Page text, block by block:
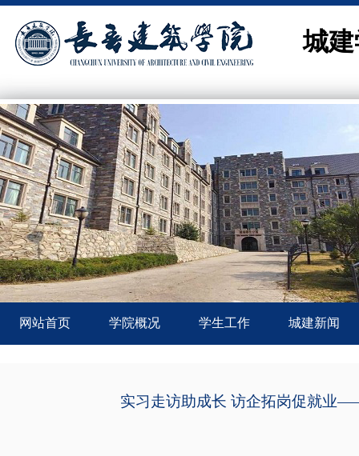
城
网站首页 学院概况 学生工作 城建新闻
实习走访助成长 访企拓岗促就业